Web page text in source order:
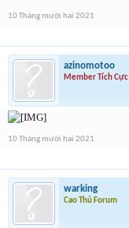
10 Tháng mười hai 2021
azinomotoo
Member Tích Cực
10 Tháng mười hai 2021
warking
Cao Thủ Forum